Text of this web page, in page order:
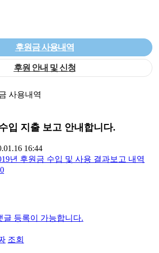
후원금 사용내역
후원 안내 및 신청
사용내역
입 지출 보고 안내합니다.
16:44
년 후원금 수입 및 사용 결과보고 내역
글 등록이 가능합니다.
조회